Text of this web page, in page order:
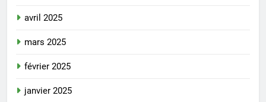
avril 2025
mars 2025
février 2025
janvier 2025